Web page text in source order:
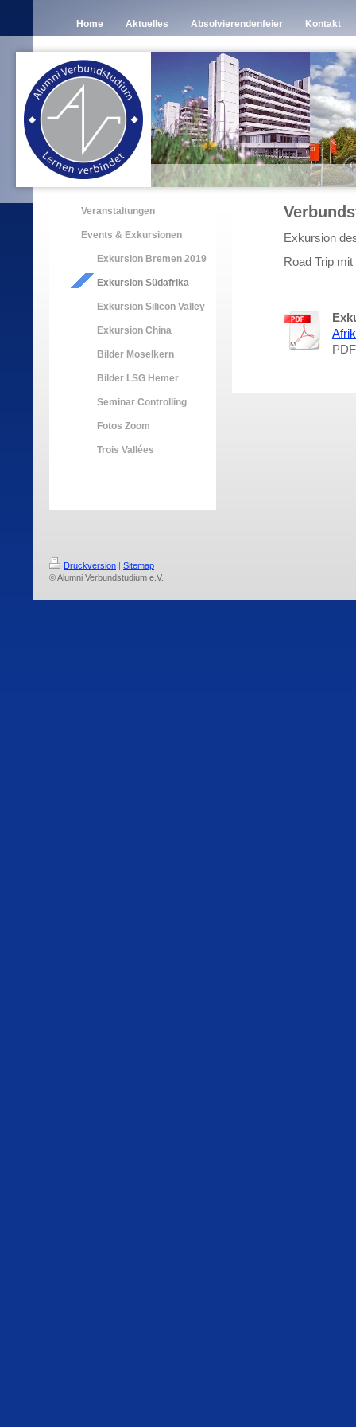
Home Aktuelles Absolvierendenfeier Kontakt
Veranstaltungen
Events & Exkursionen
Exkursion Bremen 2019
Exkursion Südafrika
Exkursion Silicon Valley
Exkursion China
Bilder Moselkern
Bilder LSG Hemer
Seminar Controlling
Fotos Zoom
Trois Vallées
Exkursion
Road Trip
Druckversion | Sitemap
© Alumni Verbundstudium e.V.